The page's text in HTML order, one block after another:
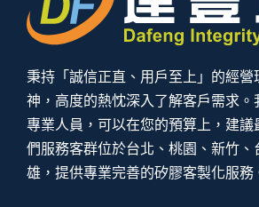
秉持「誠信正直、用戶至上」的經營
神，高度的熱忱深入了解客戶需求。
專業人員，可以在您的預算上，建議
們服務客群位於台北、桃園、新竹、
雄，提供專業完善的矽膠客製化服務